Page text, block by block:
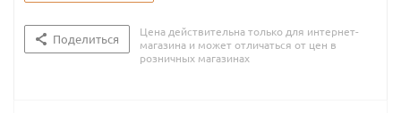
Поделиться
Цена действительна только для интернет-
магазина и может отличаться от цен в
розничных магазинах